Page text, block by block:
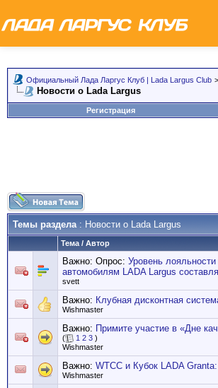
Официальный Лада Ларгус Клуб | Lada Largus Club >
Новости о Lada Largus
Регистрация
Темы раздела: Новости о Lada Largus
Тема / Автор
Важно: Опрос: Уровень
автомобилям LADA Largus
svett
Важно: Клубная дисконтная
Wishmaster
Важно: Примите участие в «Дне
( 1 2 3 )
Wishmaster
Важно: WTCC и Кубок LADA
Wishmaster